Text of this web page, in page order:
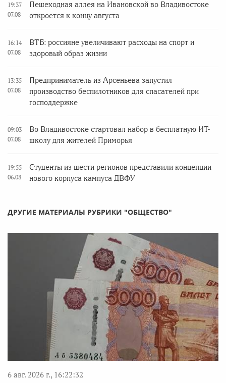
19:37
07.08
Пешеходная аллея на Ивановской во Владивостоке
откроется к концу августа
16:14
07.08
ВТБ: россияне увеличивают расходы на спорт и
здоровый образ жизни
13:35
07.08
Предприниматель из Арсеньева запустил
производство беспилотников для спасателей при
господдержке
09:03
07.08
Во Владивостоке стартовал набор в бесплатную ИТ-
школу для жителей Приморья
19:55
06.08
Студенты из шести регионов представили концепции
нового корпуса кампуса ДВФУ
ДРУГИЕ МАТЕРИАЛЫ РУБРИКИ "ОБЩЕСТВО"
6 авг. 2026 г., 16:22:32